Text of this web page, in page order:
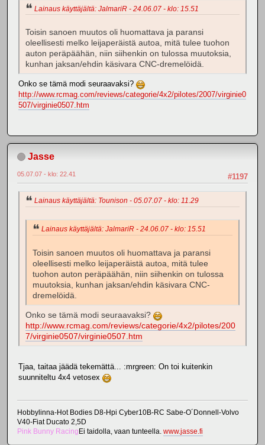
Lainaus käyttäjältä: JalmariR - 24.06.07 - klo: 15.51
Toisin sanoen muutos oli huomattava ja paransi
oleellisesti melko leijaperäistä autoa, mitä tulee tuohon
auton peräpäähän, niin siihenkin on tulossa muutoksia,
kunhan jaksan/ehdin käsivara CNC-dremelöidä.
Onko se tämä modi seuraavaksi?
http://www.rcmag.com/reviews/categorie/4x2/pilotes/2007/virginie0
507/virginie0507.htm
Jasse
#1197
05.07.07 - klo: 22.41
Lainaus käyttäjältä: Tounison - 05.07.07 - klo: 11.29
Lainaus käyttäjältä: JalmariR - 24.06.07 - klo: 15.51
Toisin sanoen muutos oli huomattava ja paransi
oleellisesti melko leijaperäistä autoa, mitä tulee
tuohon auton peräpäähän, niin siihenkin on tulossa
muutoksia, kunhan jaksan/ehdin käsivara CNC-
dremelöidä.
Onko se tämä modi seuraavaksi?
http://www.rcmag.com/reviews/categorie/4x2/pilotes/200
7/virginie0507/virginie0507.htm
Tjaa, taitaa jäädä tekemättä... :mrgreen: On toi kuitenkin
suunniteltu 4x4 vetosex
Hobbylinna-Hot Bodies D8-Hpi Cyber10B-RC Sabe-O´Donnell-Volvo
V40-Fiat Ducato 2,5D
Pink Bunny RacingEi taidolla, vaan tunteella. www.jasse.fi